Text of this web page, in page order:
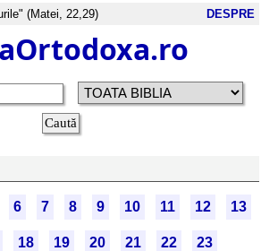
(Matei, 22,29) DESPRE
6 7 8 9 10 11 12 13
18 19 20 21 22 23